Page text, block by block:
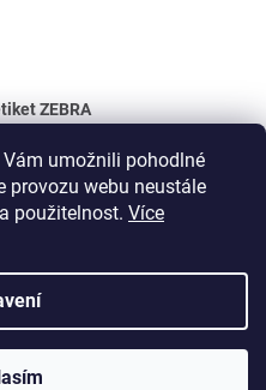
umožnili pohodlné
provozu webu neustále
použitelnost. Více
ZEBRA